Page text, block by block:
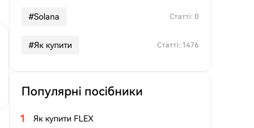
#Solana Статті: 0
#Як купити Статті: 1476
Популярні посібники
1 Як купити FLEX